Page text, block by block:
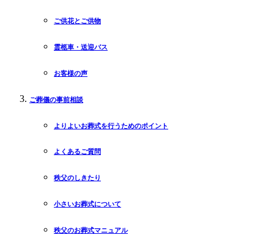
ご供花とご供物
霊柩車・送迎バス
お客様の声
ご葬儀の事前相談
よりよいお葬式を行うためのポイント
よくあるご質問
秩父のしきたり
小さいお葬式について
秩父のお葬式マニュアル